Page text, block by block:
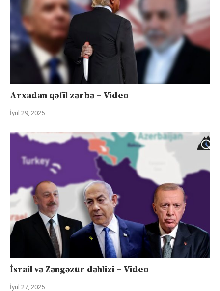
Arxadan qəfil zərbə – Video
İyul 29, 2025
İsrail və Zəngəzur dəhlizi – Video
İyul 27, 2025